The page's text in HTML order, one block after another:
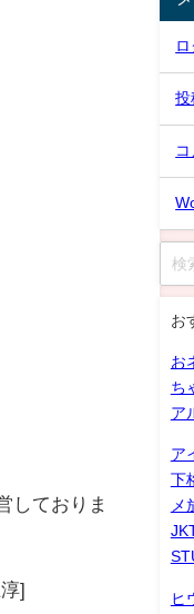
しておりま
]
投
お
お
ち
ア
ア
下
メ
ヒ